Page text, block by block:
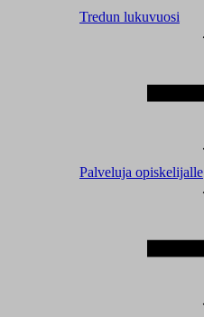
Tredun lukuvuosi
Palveluja opiskelijalle